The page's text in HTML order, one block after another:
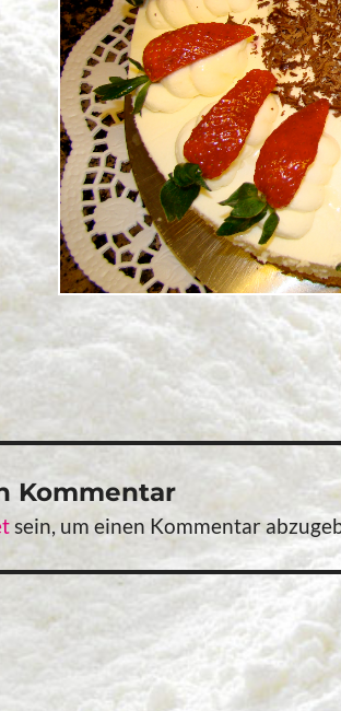
Kommentar
sein, um einen Kommentar